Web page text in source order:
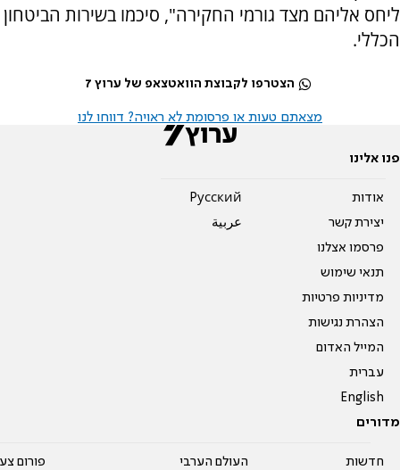
ליחס אליהם מצד גורמי החקירה", סיכמו בשירות הביטחון
הכללי.
הצטרפו לקבוצת הוואטצאפ של ערוץ 7
מצאתם טעות או פרסומת לא ראויה? דווחו לנו
פנו אלינו
אודות
יצירת קשר
פרסמו אצלנו
תנאי שימוש
מדיניות פרטיות
הצהרת נגישות
המייל האדום
עברית
English
Pусский
عربية
מדורים
חדשות
העולם הערבי
פורום